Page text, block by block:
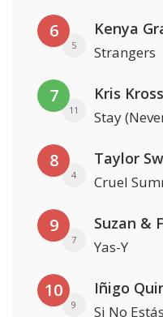
6
5
Kenya
Strangers
7
11 Stay
8
4
Taylor
Cruel
9
7
Suzan &
Yas-Y
10
9
Iñigo
Si No Estás